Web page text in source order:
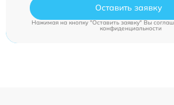
Оставить заявку
Нажимая на кнопку "Оставить заявку" Вы
конфиденциальности